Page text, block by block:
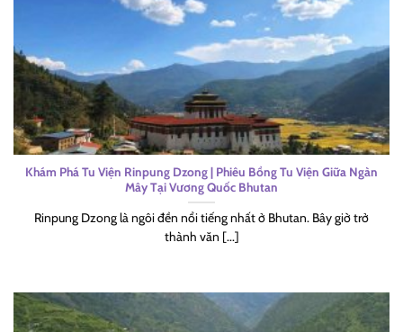
Khám Phá Tu Viện Rinpung Dzong | Phiêu Bồng Tu Viện Giữa Ngàn
Mây Tại Vương Quốc Bhutan
Rinpung Dzong là ngôi đền nổi tiếng nhất ở Bhutan. Bây giờ trở
thành văn [...]